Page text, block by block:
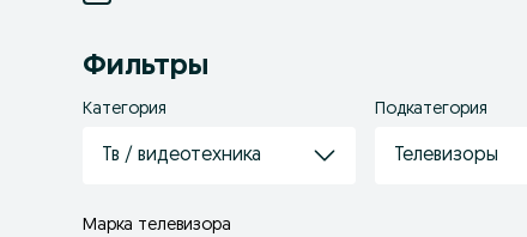
Фильтры
Категория
Тв / видеотехника
Подкатегория
Телевизоры
Марка телевизора